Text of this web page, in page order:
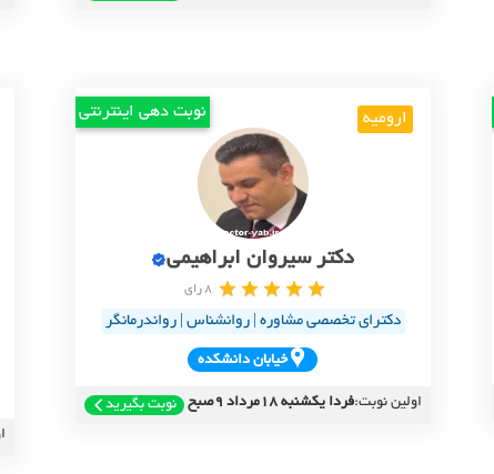
ارومیه نوبت دهی اینترنتی
دکتر سیروان ابراهیمی
8 رای
دکترای تخصصی مشاوره | روانشناس | رواندرمانگر
خيابان دانشکده
اولین نوبت:فردا یکشنبه 18مرداد 9صبح نوبت بگیرید